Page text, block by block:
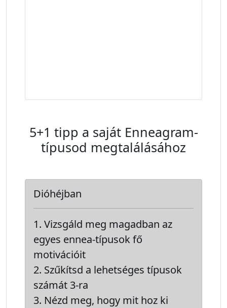
5+1 tipp a saját Enneagram-
típusod megtalálásához
Dióhéjban
Vizsgáld meg magadban az
egyes ennea-típusok fő
motivációit
Szűkítsd a lehetséges típusok
számát 3-ra
Nézd meg, hogy mit hoz ki